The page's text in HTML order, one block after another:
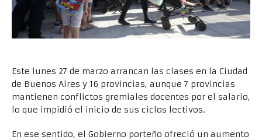
Este lunes 27 de marzo arrancan las clases en la Ciudad
de Buenos Aires y 16 provincias, aunque 7 provincias
mantienen conflictos gremiales docentes por el salario,
lo que impidió el inicio de sus ciclos lectivos.
En ese sentido, el Gobierno porteño ofreció un aumento